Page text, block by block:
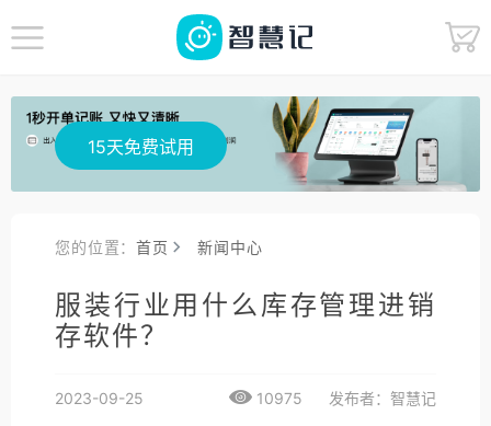
15天免费试用
您的位置：首页 新闻中心
服装行业用什么库存管理进销
存软件？
2023-09-25 10975 发布者：智慧记